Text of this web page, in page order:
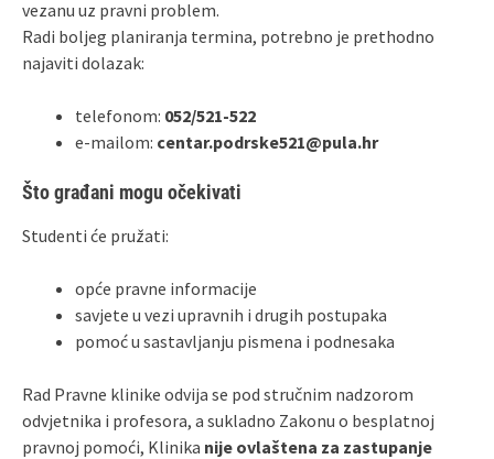
vezanu uz pravni problem.
Radi boljeg planiranja termina, potrebno je prethodno
najaviti dolazak:
telefonom: 052/521-522
e-mailom: centar.podrske521@pula.hr
Što građani mogu očekivati
Studenti će pružati:
opće pravne informacije
savjete u vezi upravnih i drugih postupaka
pomoć u sastavljanju pismena i podnesaka
Rad Pravne klinike odvija se pod stručnim nadzorom
odvjetnika i profesora, a sukladno Zakonu o besplatnoj
pravnoj pomoći, Klinika nije ovlaštena za zastupanje